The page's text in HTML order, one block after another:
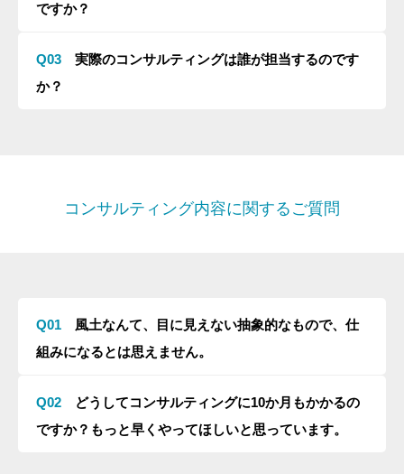
ですか？
Q03
実際のコンサルティングは誰が担当するのです
か？
コンサルティング内容に関するご質問
Q01
風土なんて、目に見えない抽象的なもので、仕
組みになるとは思えません。
Q02
どうしてコンサルティングに10か月もかかるの
ですか？もっと早くやってほしいと思っています。
トップ
代表プロフィール